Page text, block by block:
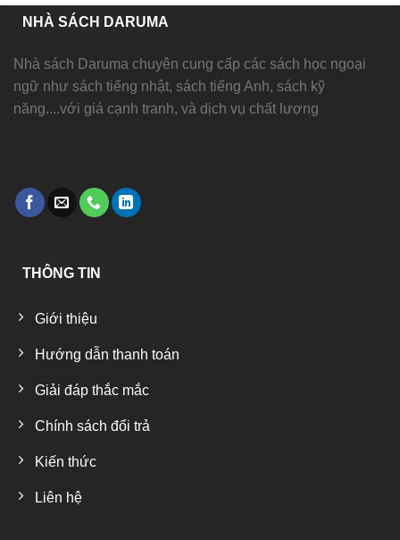
NHÀ SÁCH DARUMA
Nhà sách Daruma chuyên cung cấp các sách học ngoại
ngữ như sách tiếng nhật, sách tiếng Anh, sách kỹ
năng....với giá cạnh tranh, và dịch vụ chất lượng
THÔNG TIN
Giới thiệu
Hướng dẫn thanh toán
Giải đáp thắc mắc
Chính sách đổi trả
Kiến thức
Liên hệ